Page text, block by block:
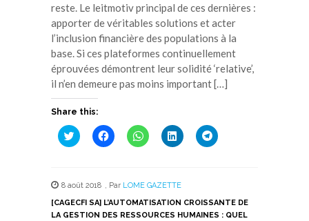
reste. Le leitmotiv principal de ces dernières :
apporter de véritables solutions et acter
l’inclusion financière des populations à la
base. Si ces plateformes continuellement
éprouvées démontrent leur solidité ‘relative’,
il n’en demeure pas moins important […]
Share this:
Cliquez
pour
une
nouvelle
fenêtre)
Cliquez
pour
une
nouvelle
fenêtre)
Cliquez
pour
une
nouvelle
fenêtre)
Cliquez
pour
une
nouvelle
fenêtre)
Cliquez
pour
nouvelle
fenêtre)
8 août 2018 , Par LOME GAZETTE
[CAGECFI SA] L’AUTOMATISATION CROISSANTE DE
LA GESTION DES RESSOURCES HUMAINES : QUEL